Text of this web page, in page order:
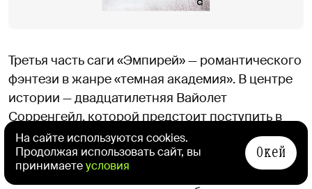
Третья часть саги «Эмпирей» — романтического
фэнтези в жанре «темная академия». В центре
истории — двадцатилетняя Вайолет
Сорренгейл, которой предстоит поступить в
элитную военную академию «Басгиат», чтобы
стать всадницей дракона. После событий
«Четвертого крыла» и «Железного пламени»
На сайте используются cookies.
Продолжая использовать сайт, вы
принимаетеусловия
Окей